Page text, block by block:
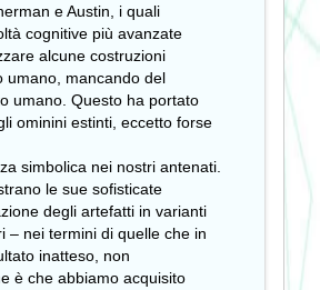
e Austin, i quali
cognitive più avanzate
alcune costruzioni
umano, mancando del
umano. Questo ha portato
ominini estinti, eccetto forse
simbolica nei nostri antenati.
le sue sofisticate
degli artefatti in varianti
– nei termini di quelle che in
inatteso, non
è che abbiamo acquisito